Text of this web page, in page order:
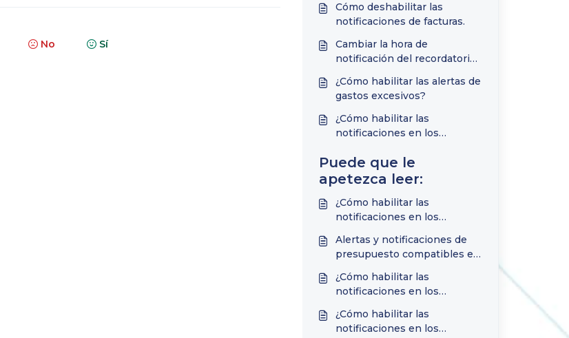
No Sí
Cómo deshabilitar las
notificaciones de facturas.
Cambiar la hora de
notificación del recordatorio
¿Cómo habilitar las alertas de
gastos excesivos?
¿Cómo habilitar las
notificaciones en los
Samsung con la versión 11 de
Android?
Puede que le
apetezca leer:
¿Cómo habilitar las
notificaciones en los
Xiaomi?
Alertas y notificaciones de
presupuesto compatibles en
¿Cómo habilitar las
notificaciones en los
Motorola?
¿Cómo habilitar las
notificaciones en los